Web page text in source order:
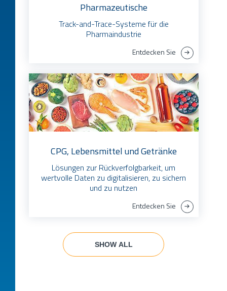
Pharmazeutische
Track-and-Trace-Systeme für die
Pharmaindustrie
Entdecken Sie
CPG, Lebensmittel und Getränke
Lösungen zur Rückverfolgbarkeit, um
wertvolle Daten zu digitalisieren, zu sichern
und zu nutzen
Entdecken Sie
SHOW ALL